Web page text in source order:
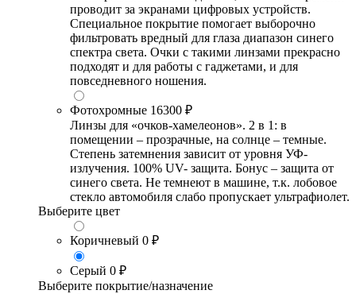
проводит за экранами цифровых устройств.
Специальное покрытие помогает выборочно
фильтровать вредный для глаза диапазон синего
спектра света. Очки с такими линзами прекрасно
подходят и для работы с гаджетами, и для
повседневного ношения.
Фотохромные 16300 ₽
Линзы для «очков-хамелеонов». 2 в 1: в
помещении – прозрачные, на солнце – темные.
Степень затемнения зависит от уровня УФ-
излучения. 100% UV- защита. Бонус – защита от
синего света. Не темнеют в машине, т.к. лобовое
стекло автомобиля слабо пропускает ультрафиолет.
Выберите цвет
Коричневый 0 ₽
Серый 0 ₽
Выберите покрытие/назначение